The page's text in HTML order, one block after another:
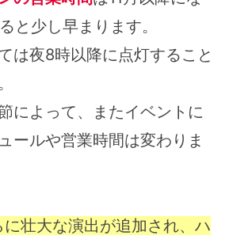
と少し早まります。
は夜8時以降に点灯すること
によって、またイベントに
ールや営業時間は変わりま
壮大な演出が追加され、ハ